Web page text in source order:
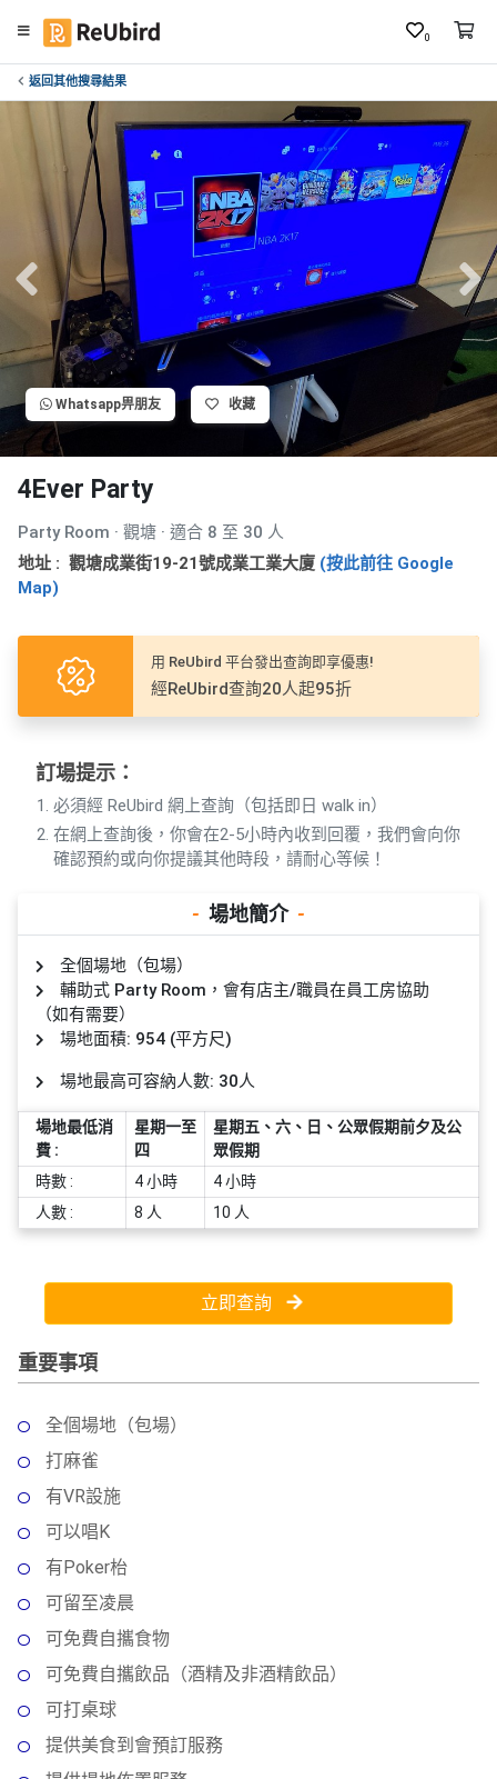
0
返回其他搜尋結果
繁
中
入
註
冊
服
務
及
品
分
類
r
y
R
o
美
食
色
蛋
糕
花
束
及
藝
禮
製
物
場
佈
置
用
即
食
即
類
P
朋
會
慶
祝
生
日
拖
業
/
活
動
婚
禮
子
活
動
活
動
會
員
需
知
夾
神
侶
心
願
單
關
Whatsapp畀朋友 收藏
4Ever Party
Party Room · 觀塘 · 適合 8 至 30 人
地址 : 觀塘成業街19-21號成業工業大廈 (按此前往 Google
Map)
用 ReUbird 平台發出查詢即享優惠!
經ReUbird查詢20人起95折
訂場提示：
必須經 ReUbird 網上查詢（包括即日 walk in）
在網上查詢後，你會在2-5小時內收到回覆，我們會向你
確認預約或向你提議其他時段，請耐心等候！
- 場地簡介 -
全個場地（包場）
輔助式 Party Room，會有店主/職員在員工房協助
（如有需要）
場地面積: 954 (平方尺)
場地最高可容納人數: 30人
場地最低消
費 :
星期一至
四
星期五、六、日、公眾假期前夕及公
眾假期
時數 :
4 小時
4 小時
人數 :
8 人 10 人
立即查詢
重要事項
全個場地（包場）
打麻雀
有VR設施
可以唱K
有Poker枱
可留至凌晨
可免費自攜食物
可免費自攜飲品（酒精及非酒精飲品）
可打桌球
提供美食到會預訂服務